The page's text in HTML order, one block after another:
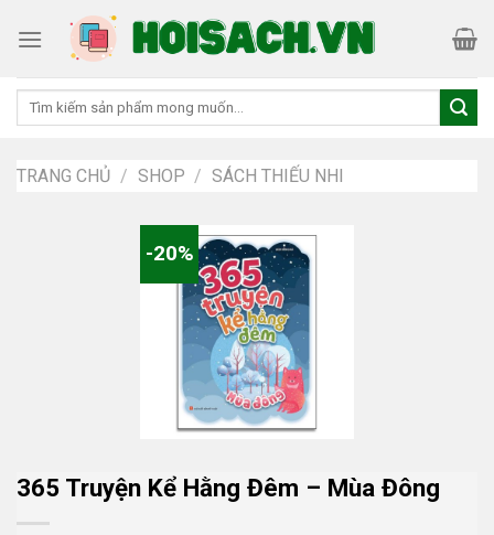
Tìm
TRANG CHỦ / SHOP / SÁCH THIẾU NHI
-20%
365 Truyện Kể Hằng Đêm – Mùa Đông